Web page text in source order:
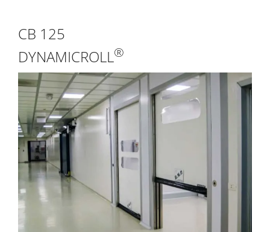
CB 125
DYNAMICROLL®